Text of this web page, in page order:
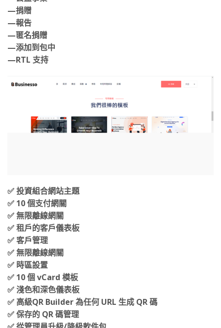
—公益事業
—捐贈
—報告
—匿名捐贈
—添加到包中
✅ 投資組合網站主題
✅ 10 個支付網關
✅ 無限離線網關
✅ 租戶的客戶儀表板
✅ 客戶管理
✅ 無限離線網關
✅ 時區設置
✅ 10 個 vCard 模板
✅ 淺色和深色儀表板
✅ 高級QR Builder 為任何 URL 生成 QR 碼
✅ 保存的 QR 碼管理